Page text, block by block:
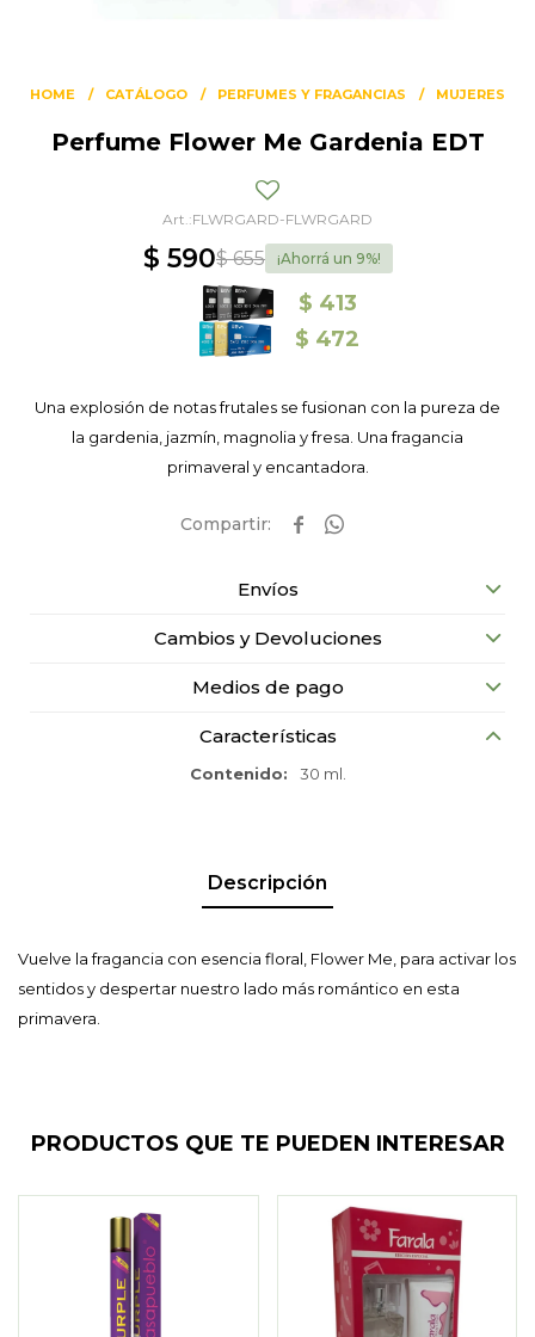
HOME CATÁLOGO PERFUMES Y FRAGANCIAS MUJERES
Perfume Flower Me Gardenia EDT
FLWRGARD-FLWRGARD
$ 590$ 655 9
$ 413
$ 472
Una explosión de notas frutales se fusionan con la pureza de
la gardenia, jazmín, magnolia y fresa. Una fragancia
primaveral y encantadora.
 
Envíos
Cambios y Devoluciones
Medios de pago
Características
Contenido 30 ml.
Descripción
Vuelve la fragancia con esencia floral, Flower Me, para activar los
sentidos y despertar nuestro lado más romántico en esta
primavera.
PRODUCTOS QUE TE PUEDEN INTERESAR